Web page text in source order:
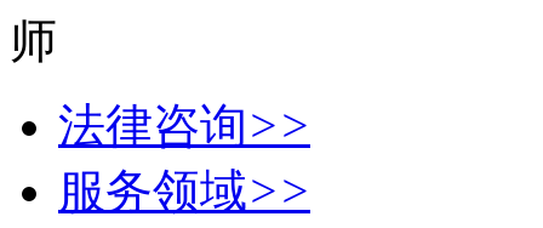
法律咨询>>
服务领域>>